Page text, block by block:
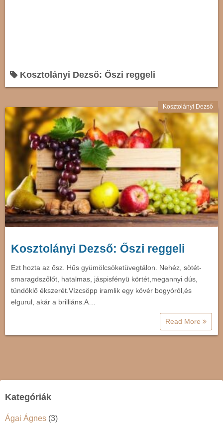
Kosztolányi Dezső: Őszi reggeli
Kosztolányi Dezső
Kosztolányi Dezső: Őszi reggeli
Ezt hozta az ősz. Hűs gyümölcsöketüvegtálon. Nehéz, sötét-
smaragdszőlőt, hatalmas, jáspisfényü körtét,megannyi dús,
tündöklő ékszerét.Vízcsöpp iramlik egy kövér bogyóról,és
elgurul, akár a brilliáns.A…
Read More
Kategóriák
Ágai Ágnes (3)